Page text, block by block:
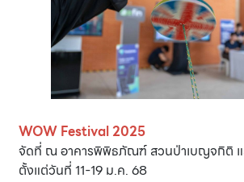
WOW Festival 2025
จัดที่ ณ อาคารพิพิธภัณฑ์ สวนป่าเบญจกิติ
ตั้งแต่วันที่ 11-19 ม.ค. 68